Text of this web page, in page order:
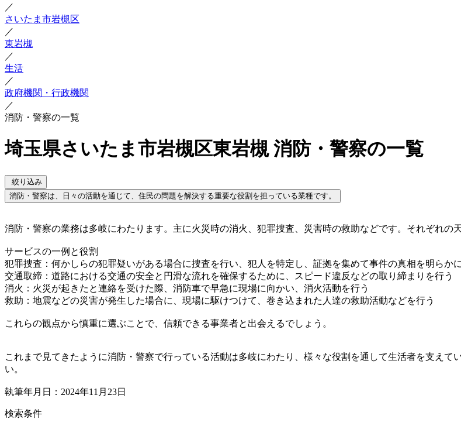
／
さいたま市岩槻区
／
東岩槻
／
生活
／
政府機関・行政機関
／
消防・警察の一覧
埼玉県さいたま市岩槻区東岩槻 消防・警察の一覧
絞り込み
消防・警察は、日々の活動を通じて、住民の問題を解決する重要な役割を担っている業種です。
消防・警察の業務は多岐にわたります。主に火災時の消火、犯罪捜査、災害時の救助などです。それぞれの
サービスの一例と役割
犯罪捜査：何かしらの犯罪疑いがある場合に捜査を行い、犯人を特定し、証拠を集めて事件の真相を明らか
交通取締：道路における交通の安全と円滑な流れを確保するために、スピード違反などの取り締まりを行う
消火：火災が起きたと連絡を受けた際、消防車で早急に現場に向かい、消火活動を行う
救助：地震などの災害が発生した場合に、現場に駆けつけて、巻き込まれた人達の救助活動などを行う
これらの観点から慎重に選ぶことで、信頼できる事業者と出会えるでしょう。
これまで見てきたように消防・警察で行っている活動は多岐にわたり、様々な役割を通して生活者を支え
い。
執筆年月日：2024年11月23日
検索条件